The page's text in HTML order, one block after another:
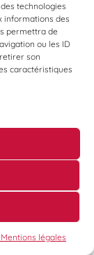
technologies
informations des
permettra de
ou les ID
son
caractéristiques
Mentions légales